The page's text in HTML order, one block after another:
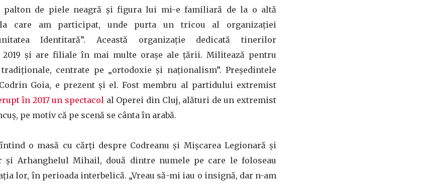
de piele neagră și figura lui mi-e familiară de la o altă
la care am participat, unde purta un tricou al organizației
Identitară”. Această organizație dedicată tinerilor
și are filiale în mai multe orașe ale țării. Militează pentru
centrate pe „ortodoxie și naționalism”. Președintele
Goia, e prezent și el. Fost membru al partidului extremist
în 2017 un spectacol al Operei din Cluj, alături de un extremist
pe motiv că pe scenă se cânta în arabă.
o masă cu cărți despre Codreanu și Mișcarea Legionară și
și Arhanghelul Mihail, două dintre numele pe care le foloseau
lor, în perioada interbelică. „Vreau să-mi iau o insignă, dar n-am